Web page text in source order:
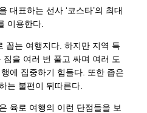
대표하는 선사 ‘코스타’의 최대
이용한다.
꼽는 여행지다. 하지만 지역 특
을 여러 번 풀고 싸며 여러 도
에 집중하기 힘들다. 또한 좁은
는 불편이 뒤따른다.
육로 여행의 이런 단점들을 보